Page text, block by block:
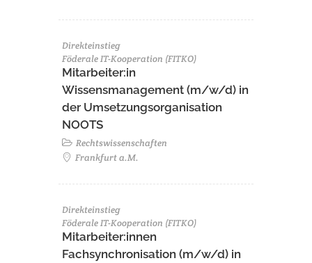
Direkteinstieg
Föderale IT-Kooperation (FITKO)
Mitarbeiter:in
Wissensmanagement (m/w/d) in
der Umsetzungsorganisation
NOOTS
Rechtswissenschaften
Frankfurt a.M.
Direkteinstieg
Föderale IT-Kooperation (FITKO)
Mitarbeiter:innen
Fachsynchronisation (m/w/d) in